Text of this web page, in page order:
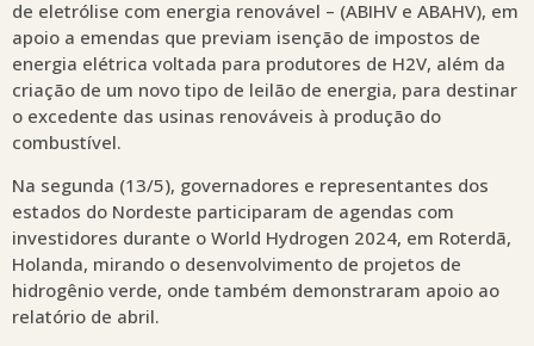
de eletrólise com energia renovável – (ABIHV e ABAHV), em
apoio a emendas que previam isenção de impostos de
energia elétrica voltada para produtores de H2V, além da
criação de um novo tipo de leilão de energia, para destinar
o excedente das usinas renováveis à produção do
combustível.
Na segunda (13/5), governadores e representantes dos
estados do Nordeste participaram de agendas com
investidores durante o World Hydrogen 2024, em Roterdã,
Holanda, mirando o desenvolvimento de projetos de
hidrogênio verde, onde também demonstraram apoio ao
relatório de abril.